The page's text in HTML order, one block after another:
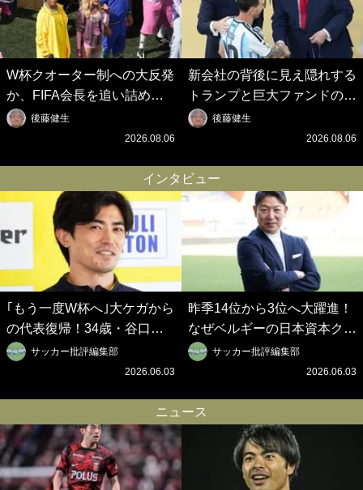
W杯クオーター制への大反発
か、FIFA会長を追い詰めた
｢欧州のボイコット｣と再選の
行方【FIFA3兆円の野望と2
後藤健生
2026.08.06
新会社の背後に見え隠れする
トランプと巨大ファンドの
影、ルールすら歪める｢アメ
リカ式｣【FIFA3兆円の野望
3月の会長選】(2)
後藤健生
2026.08.06
インタビュー
｢もう一度W杯へ｣大ケガから
の代表復帰！34歳・谷口彰
悟の奇跡を支えた日本資本の
ベルギークラブ、次なる野望
ロイデン立石敬之CEOの世
界戦略】(2)
サッカー批評編集部
2026.06.03
昨季14位から3位へ大躍進！
なぜベルギーの日本資本クラ
ブは創設102年目に歴史的快
挙を成し遂げられたのか？
之CEOの世界戦略】(1)
サッカー批評編集部
2026.06.03
ニュース